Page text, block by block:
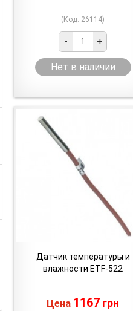
(Код: 26114)
- +
Нет в наличии
Датчик температуры и
влажности ETF-522
Цена 1167 грн